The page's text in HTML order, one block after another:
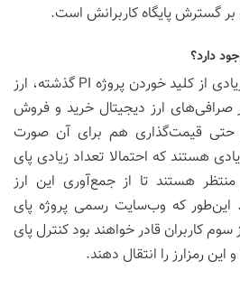
گسترش پایگاه کاربرانش است.
دارد؟
با وجود آن که مدت نسبتا زیادی از کلید خوردن پروژه PI گذشته، ارز
صرافی‌های ارز دیجیتال خرید و فروش
قیمت‌گذاری هم برای آن صورت
هستند که احتمالا تعداد زیادی پای
هستند تا از جمع‌آوری این ارز
که وب‌سایت رسمی پروژه پای
سوم کاربران قادر خواهند بود کنترل پای
رمزارز را انتقال دهند.